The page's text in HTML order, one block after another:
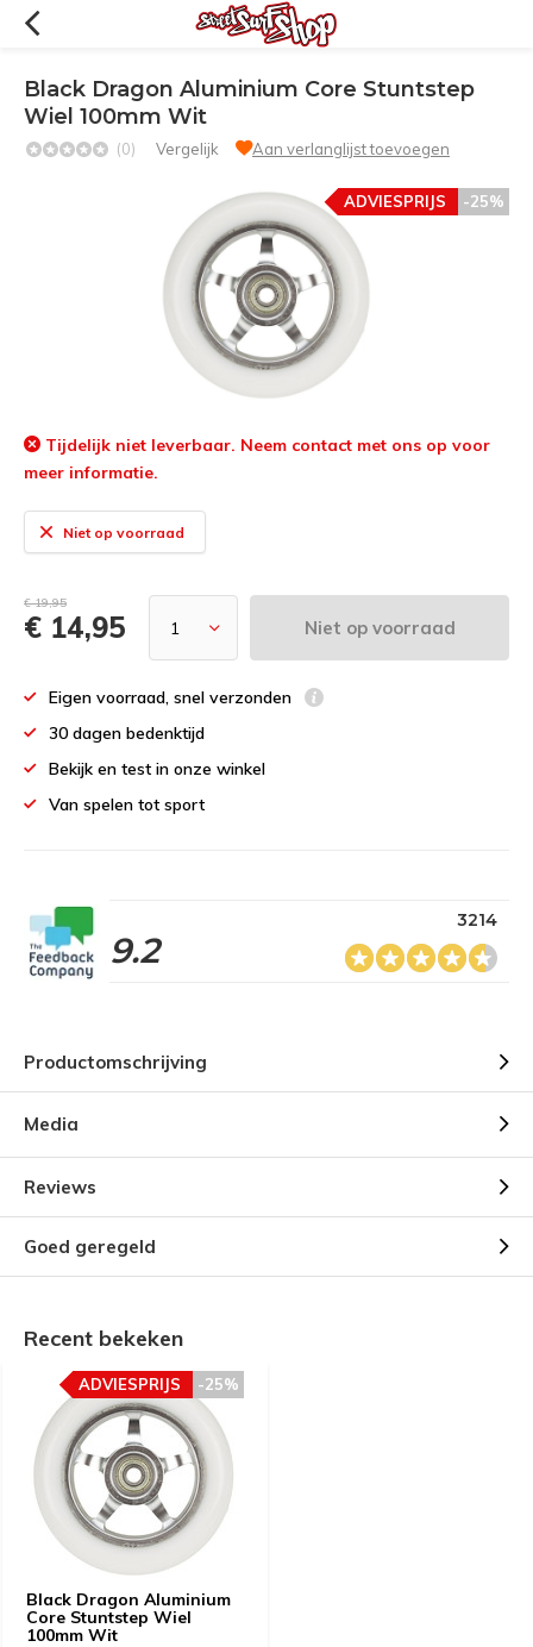
Black Dragon Aluminium Core Stuntstep
Wiel 100mm Wit
(0) Vergelijk Aan verlanglijst toevoegen
-25%
ADVIESPRIJS
Tijdelijk niet leverbaar. Neem contact met ons op voor
meer informatie.
Niet op voorraad
€ 19,95
€ 14,95 Niet op voorraad
Eigen voorraad, snel verzonden
30 dagen bedenktijd
Bekijk en test in onze winkel
Van spelen tot sport
9.2
3214
Productomschrijving
Media
Reviews
Goed geregeld
Recent bekeken
Black Dragon Aluminium
Core Stuntstep Wiel
100mm Wit
-25%
ADVIESPRIJS